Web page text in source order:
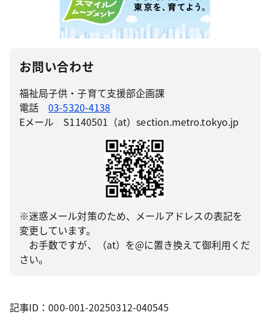
お問い合わせ
福祉局子供・子育て支援部企画課
電話03-5320-4138
Eメール S1140501（at）section.metro.tokyo.jp
※迷惑メール対策のため、メールアドレスの表記を
変更しています。
お手数ですが、（at）を@に置き換えて御利用くだ
さい。
記事ID：000-001-20250312-040545